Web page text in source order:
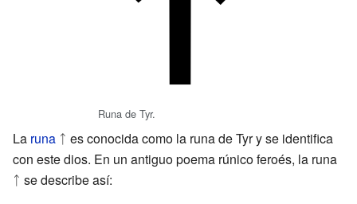
Runa de Tyr.
La runa ᛏ es conocida como la runa de Tyr y se identifica
con este dios. En un antiguo poema rúnico feroés, la runa
ᛏ se describe así: